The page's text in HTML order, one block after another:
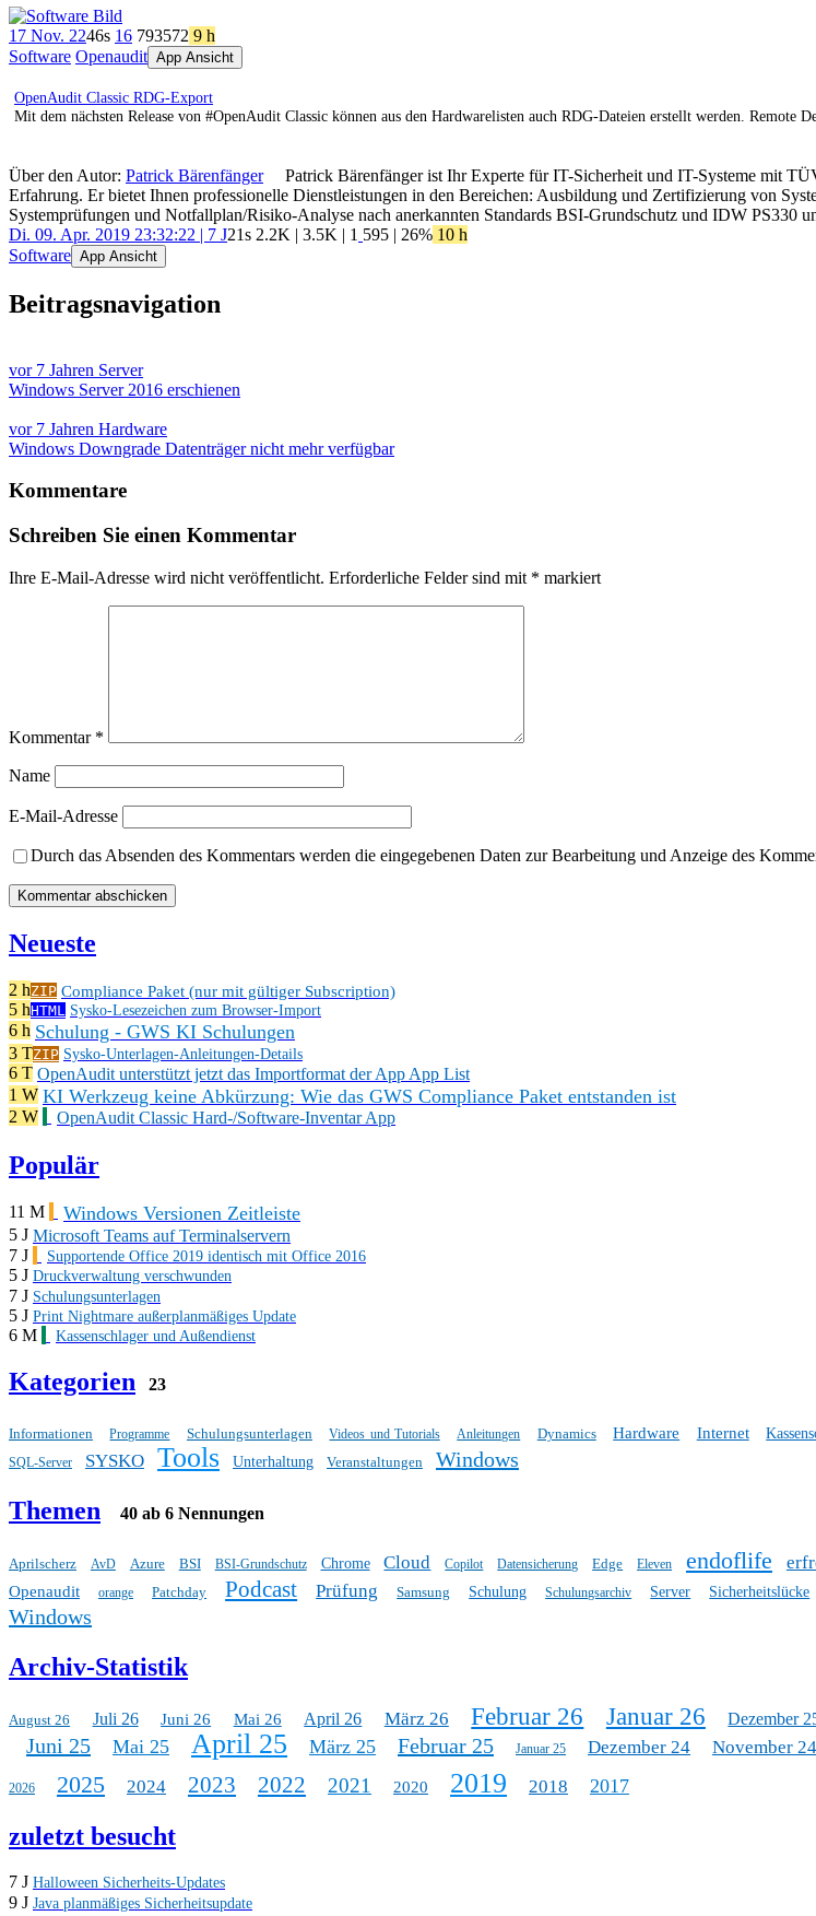
17 Nov. 2246s 16 793572 9 h
Software Openaudit App Ansicht
OpenAudit Classic RDG-Export
Mit dem nächsten Release von #OpenAudit Classic können aus den Hardwarelisten auch RDG-Dateien erstellt werden. Remote
Über den Autor: Patrick Bärenfänger
Patrick Bärenfänger ist Ihr Experte für IT-Sicherheit und IT-Systeme mit
Erfahrung. Er bietet Ihnen professionelle Dienstleistungen in den Bereichen: Ausbildung und Zertifizierung von
Systemprüfungen und Notfallplan/Risiko-Analyse nach anerkannten Standards BSI-Grundschutz und IDW PS330
Di. 09. Apr. 2019 23:32:22 | 7 J21s 2.2K | 3.5K | 1 595 | 26% 10 h
Software App Ansicht
Beitragsnavigation
vor 7 Jahren Server
Windows Server 2016 erschienen
vor 7 Jahren Hardware
Windows Downgrade Datenträger nicht mehr verfügbar
Kommentare
Schreiben Sie einen Kommentar
Ihre E-Mail-Adresse wird nicht veröffentlicht. Erforderliche Felder sind mit * markiert
Kommentar *
Name
E-Mail-Adresse
Durch das Absenden des Kommentars werden die eingegebenen Daten zur Bearbeitung und Anzeige des
Neueste
2 hZIP Compliance Paket (nur mit gültiger Subscription)
5 hHTML Sysko-Lesezeichen zum Browser-Import
6 h Schulung - GWS KI Schulungen
3 TZIP Sysko-Unterlagen-Anleitungen-Details
6 T OpenAudit unterstützt jetzt das Importformat der App App List
1 W KI Werkzeug keine Abkürzung: Wie das GWS Compliance Paket entstanden ist
2 W OpenAudit Classic Hard-/Software-Inventar App
Populär
11 M Windows Versionen Zeitleiste
5 J Microsoft Teams auf Terminalservern
7 J
Supportende Office 2019 identisch mit Office 2016
5 J Druckverwaltung verschwunden
7 J Schulungsunterlagen
5 J Print Nightmare außerplanmäßiges Update
6 M Kassenschlager und Außendienst
Kategorien 23
Informationen Programme Schulungsunterlagen Videos und Tutorials Anleitungen Dynamics Hardware Internet
SQL-Server SYSKO Tools Unterhaltung Veranstaltungen Windows
Themen 40 ab 6 Nennungen
Aprilscherz AvD Azure BSI BSI-Grundschutz Chrome Cloud Copilot Datensicherung Edge Eleven endoflife
Openaudit
orange Patchday Podcast Prüfung Samsung Schulung Schulungsarchiv Server Sicherheitslücke
Windows
Archiv-Statistik
August 26 Juli 26 Juni 26 Mai 26 April 26 März 26 Februar 26 Januar 26 Dezember
Juni 25 Mai 25 April 25 März 25 Februar 25 Januar 25 Dezember 24 November 24
2026 2025 2024 2023 2022 2021 2020 2019 2018 2017
zuletzt besucht
7 J Halloween Sicherheits-Updates
9 J Java planmäßiges Sicherheitsupdate